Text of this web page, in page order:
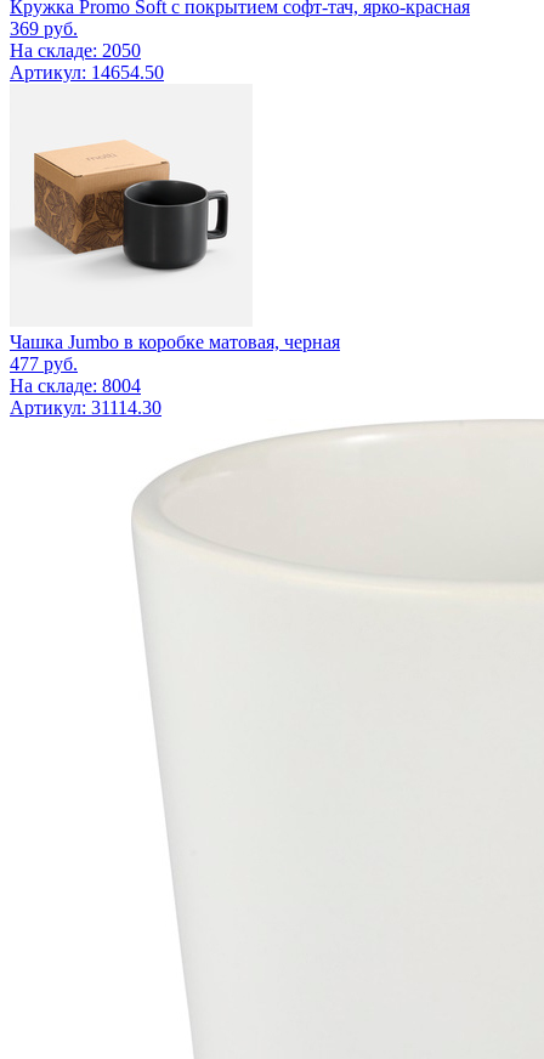
Кружка Promo Soft с покрытием софт-тач, ярко-красная
369 руб.
На складе: 2050
Артикул: 14654.50
Чашка Jumbo в коробке матовая, черная
477 руб.
На складе: 8004
Артикул: 31114.30